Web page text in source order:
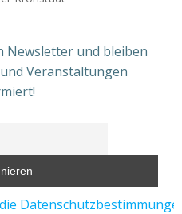
Newsletter und bleiben
Veranstaltungen